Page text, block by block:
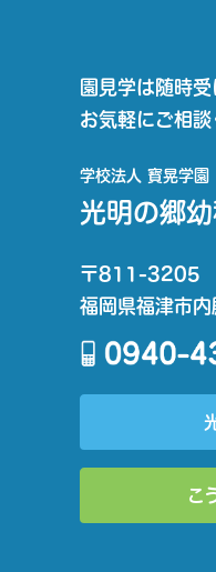
園見学は随時受
お気軽にご相談
学校法人 寳晃学園
光明の郷
〒811-3205
福岡県福津市
こ